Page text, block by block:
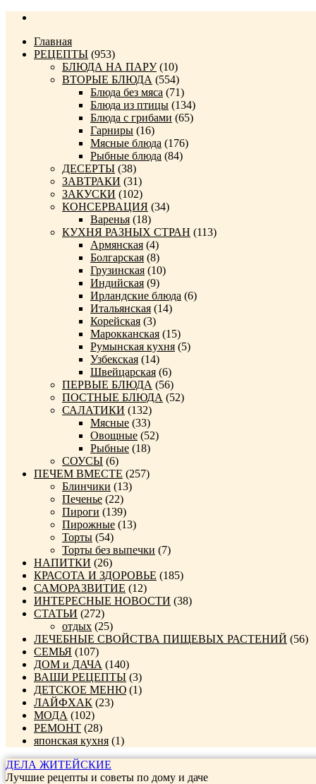
Главная
РЕЦЕПТЫ (953)
БЛЮДА НА ПАРУ(10)
ВТОРЫЕ БЛЮДА (554)
Блюда без мяса (71)
Блюда из птицы (134)
Блюда с грибами (65)
Гарниры (16)
Мясные блюда (176)
Рыбные блюда (84)
ДЕСЕРТЫ (38)
ЗАВТРАКИ (31)
ЗАКУСКИ (102)
КОНСЕРВАЦИЯ (34)
Варенья (18)
КУХНЯ РАЗНЫХ СТРАН (113)
Армянская (4)
Болгарская (8)
Грузинская (10)
Индийская (9)
Ирландские блюда (6)
Итальянская (14)
Корейская (3)
Марокканская (15)
Румынская кухня (5)
Узбекская (14)
Швейцарская (6)
ПЕРВЫЕ БЛЮДА (56)
ПОСТНЫЕ БЛЮДА (52)
САЛАТИКИ (132)
Мясные (33)
Овощные (52)
Рыбные (18)
СОУСЫ (6)
ПЕЧЕМ ВМЕСТЕ (257)
Блинчики (13)
Печенье (22)
Пироги (139)
Пирожные (13)
Торты (54)
Торты без выпечки (7)
НАПИТКИ (26)
КРАСОТА И ЗДОРОВЬЕ (185)
САМОРАЗВИТИЕ (12)
ИНТЕРЕСНЫЕ НОВОСТИ (38)
СТАТЬИ (272)
отдых (25)
ЛЕЧЕБНЫЕ СВОЙСТВА ПИЩЕВЫХ РАСТЕНИЙ (56)
СЕМЬЯ (107)
ДОМ и ДАЧА (140)
ВАШИ РЕЦЕПТЫ (3)
ДЕТСКОЕ МЕНЮ (1)
ЛАЙФХАК (23)
МОДА (102)
РЕМОНТ (28)
японская кухня (1)
ДЕЛА ЖИТЕЙСКИЕ
Лучшие рецепты и советы по дому и даче